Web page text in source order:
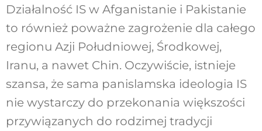
Działalność IS w Afganistanie i Pakistanie
to również poważne zagrożenie dla całego
regionu Azji Południowej, Środkowej,
Iranu, a nawet Chin. Oczywiście, istnieje
szansa, że sama panislamska ideologia IS
nie wystarczy do przekonania większości
przywiązanych do rodzimej tradycji